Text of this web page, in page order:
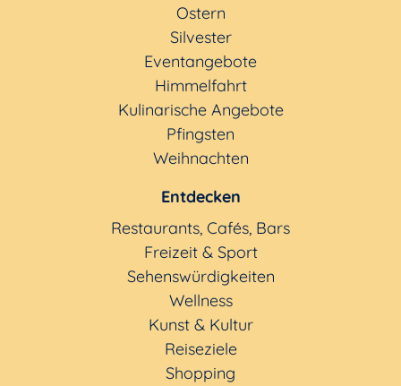
Ostern
Silvester
Eventangebote
Himmelfahrt
Kulinarische Angebote
Pfingsten
Weihnachten
Entdecken
Restaurants, Cafés, Bars
Freizeit & Sport
Sehenswürdigkeiten
Wellness
Kunst & Kultur
Reiseziele
Shopping